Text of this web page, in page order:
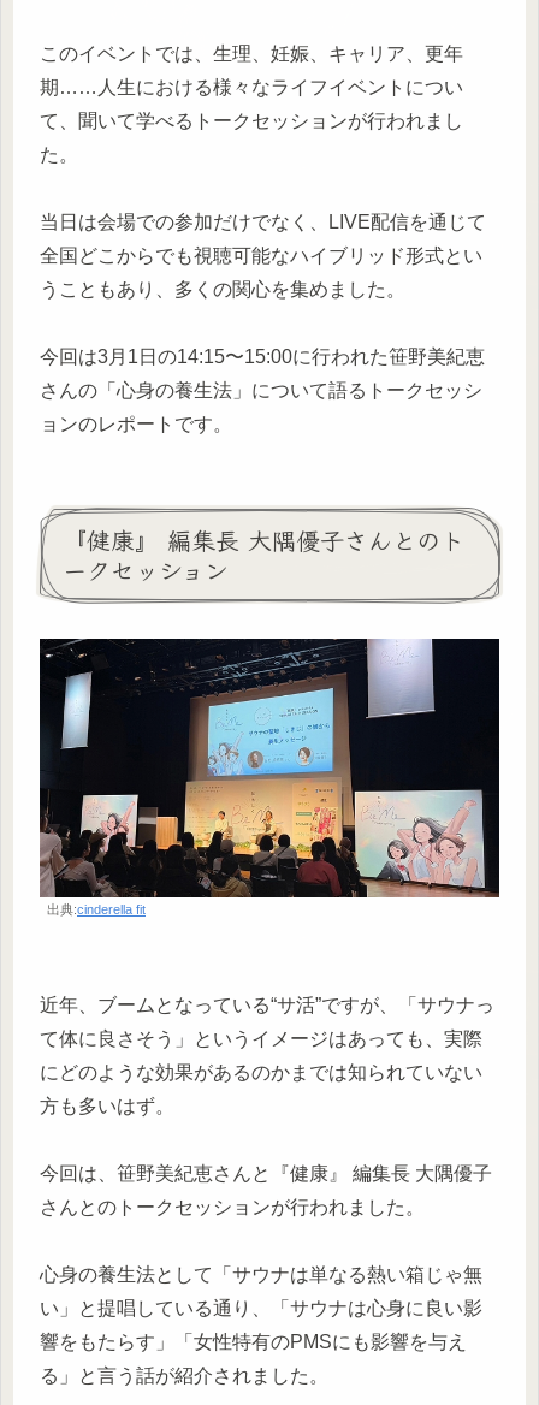
このイベントでは、生理、妊娠、キャリア、更年
期……人生における様々なライフイベントについ
て、聞いて学べるトークセッションが行われまし
た。
当日は会場での参加だけでなく、LIVE配信を通じて
全国どこからでも視聴可能なハイブリッド形式とい
うこともあり、多くの関心を集めました。
今回は3月1日の14:15〜15:00に行われた笹野美紀恵
さんの「心身の養生法」について語るトークセッシ
ョンのレポートです。
『健康』 編集長 大隅優子さんとのト
ークセッション
出典:cinderella fit
近年、ブームとなっている“サ活”ですが、「サウナっ
て体に良さそう」というイメージはあっても、実際
にどのような効果があるのかまでは知られていない
方も多いはず。
今回は、笹野美紀恵さんと『健康』 編集長 大隅優子
さんとのトークセッションが行われました。
心身の養生法として「サウナは単なる熱い箱じゃ無
い」と提唱している通り、「サウナは心身に良い影
響をもたらす」「女性特有のPMSにも影響を与え
る」と言う話が紹介されました。